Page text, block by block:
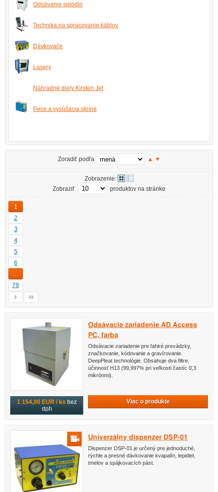
Odsávanie splodín
Technika na spracovanie káblov
Dávkovače
Lasery
Náhradné diely Kirsten Jet
Pece a vysúšacia skrine
Zoradiť podľa ▲ ▼
Zobrazenie:
Zobraziť
produktov na stránke
1
2
3
4
5
6
79
1 154,00 EUR / ks bez
dph
Odsávacie zariadenie AD Access
PC, farba
Odsávacie zariadenie pre ľahké prevádzky,
značkovanie, kódovanie a gravírovanie.
DeepPleat technológie. Obsahuje dva filtre,
účinnosť H13 (99,997% pri veľkosti častíc 0,3
mikrónmi).
Viac o produkte
Univerzálny dispenzer DSP-01
Dispenzer DSP-01 je určený pre jednoduché,
rýchle a presné dávkovanie kvapalín, lepidiel,
tmelov a spájkovacích pást.